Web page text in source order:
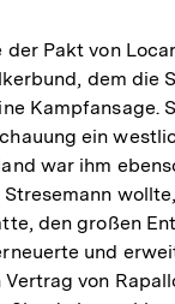
Pakt von
dem die
Kampfansage.
ein
war ihm
den großen
und
von